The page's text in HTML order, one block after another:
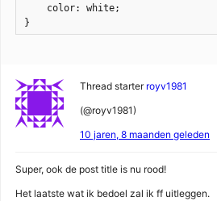
    color: white;
}
Thread starter royv1981
(@royv1981)
10 jaren, 8 maanden geleden
Super, ook de post title is nu rood!
Het laatste wat ik bedoel zal ik ff uitleggen.